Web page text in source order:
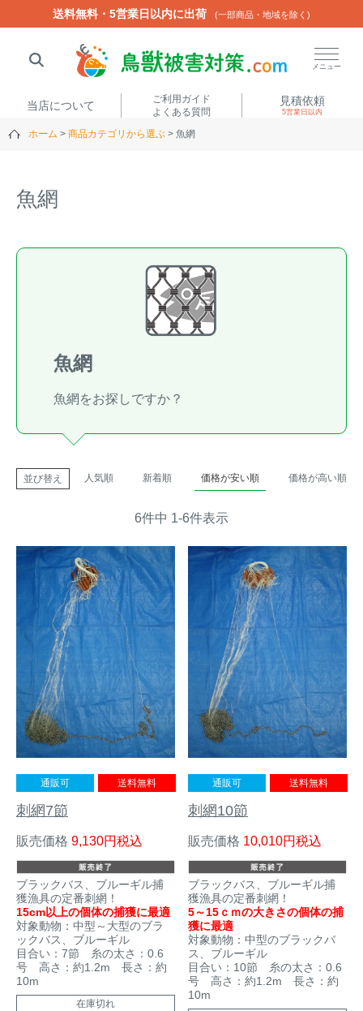
送料無料・5営業日以内に出荷 (一部商品・地域を除く)
メニュー
当店について
ご利用ガイド
よくある質問
見積依頼
5営業日以内
ホーム 商品カテゴリから選ぶ 魚網
魚網
魚網
魚網をお探しですか？
並び替え 人気順 新着順 価格が安い順 価格が高い順
6件中 1-6件表示
通販可 送料無料
刺網7節
販売価格 9,130 税込
ブラックバス、ブルーギル捕
獲漁具の定番刺網！
15cm以上の個体の捕獲に最適
対象動物：中型～大型のブラ
ックバス、ブルーギル
目合い：7節 糸の太さ：0.6
号 高さ：約1.2m 長さ：約
10m
在庫切れ
通販可 送料無料
刺網10節
販売価格 10,010 税込
ブラックバス、ブルーギル捕
獲漁具の定番刺網！
5～15ｃｍの大きさの個体の捕
獲に最適
対象動物：中型のブラックバ
ス、ブルーギル
目合い：10節 糸の太さ：0.6
号 高さ：約1.2m 長さ：約
10m
送料無料・5営業日以内に出荷 (一部商品・地域を除く)
閉じる
いのししくん
商品カテゴリから選ぶ
サーカメラ）
屋外防犯・監視カメ
ICT・IoT機器
（捕獲通
ュ柵等）
箱わな（イノシシ・シ
カ・サル等）
箱わな
くくり罠（イノシシ・
苗木食害防止材
漁網
対象動物から選ぶ
動物の種類から対策商品を選ぶ
イノシシ対策
シカ対策
サル対策
クマ対策
ハクビシン対策
タイワンリス対策
イタチ・テン・
マングース対策
ヌートリア対策
ネズミ・モグラ対策
鳥・カラス対策